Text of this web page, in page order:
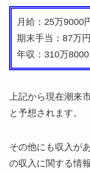
月給：25万9000
期末手当：87万円
年収：310万
上記から現在潮来
と予想されます。
その他にも収入が
の収入に関する情